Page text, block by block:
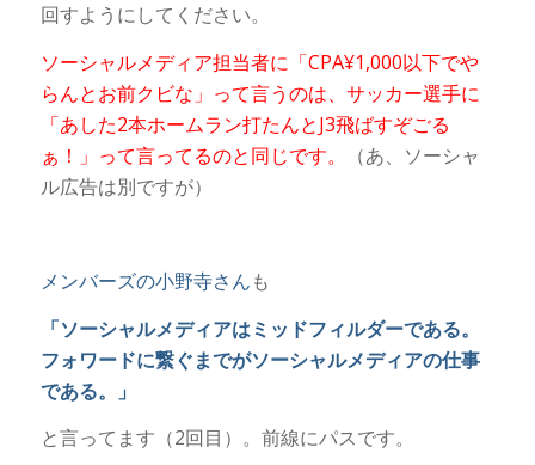
回すようにしてください。
ソーシャルメディア担当者に「CPA¥1,000以下でや
らんとお前クビな」って言うのは、サッカー選手に
「あした2本ホームラン打たんとJ3飛ばすぞごる
ぁ！」って言ってるのと同じです。
（あ、ソーシャ
ル広告は別ですが）
メンバーズの小野寺さんも
「ソーシャルメディアはミッドフィルダーである。
フォワードに繋ぐまでがソーシャルメディアの仕事
である。」
と言ってます（2回目）。前線にパスです。